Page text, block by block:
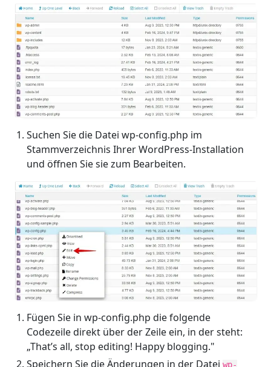
Suchen Sie die Datei wp-config.php im
Stammverzeichnis Ihrer WordPress-Installation
und öffnen Sie sie zum Bearbeiten.
Fügen Sie in wp-config.php die folgende
Codezeile direkt über der Zeile ein, in der steht:
„That’s all, stop editing! Happy blogging."
Speichern Sie die Änderungen in der Datei wp-